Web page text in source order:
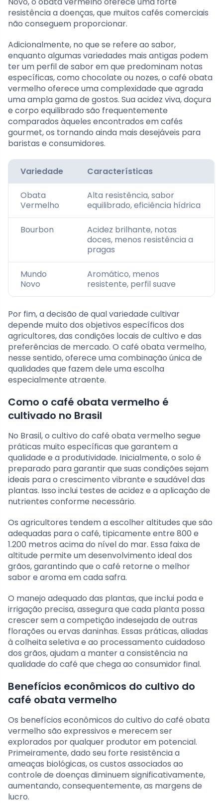
resistência a doenças, que muitos cafés comerciais
não conseguem proporcionar.
Adicionalmente, no que se refere ao sabor,
enquanto algumas variedades mais antigas podem
ter um perfil de sabor em que predominam notas
específicas, como chocolate ou nozes, o café obata
vermelho oferece uma complexidade que agrada
uma ampla gama de gostos. Sua acidez viva, doçura
e corpo equilibrado são frequentemente
comparados àqueles encontrados em cafés
gourmet, os tornando ainda mais desejáveis para
baristas e consumidores.
Variedade Características
Obata
Vermelho
Alta resistência, sabor
equilibrado, eficiência hídrica
Bourbon
Acidez brilhante, notas
doces, menos resistência a
pragas
Mundo
Novo
Aromático, menos
resistente, perfil suave
Por fim, a decisão de qual variedade cultivar
depende muito dos objetivos específicos dos
agricultores, das condições locais de cultivo e das
preferências de mercado. O café obata vermelho,
nesse sentido, oferece uma combinação única de
qualidades que fazem dele uma escolha
especialmente atraente.
Como o café obata vermelho é
cultivado no Brasil
No Brasil, o cultivo do café obata vermelho segue
práticas muito específicas que garantem a
qualidade e a produtividade. Inicialmente, o solo é
preparado para garantir que suas condições sejam
ideais para o crescimento vibrante e saudável das
plantas. Isso inclui testes de acidez e a aplicação de
nutrientes conforme necessário.
Os agricultores tendem a escolher altitudes que são
adequadas para o café, tipicamente entre 800 e
1.200 metros acima do nível do mar. Essa faixa de
altitude permite um desenvolvimento ideal dos
grãos, garantindo que o café retorne o melhor
sabor e aroma em cada safra.
O manejo adequado das plantas, que inclui poda e
irrigação precisa, assegura que cada planta possa
crescer sem a competição indesejada de outras
florações ou ervas daninhas. Essas práticas, aliadas
à colheita seletiva e ao processamento cuidadoso
dos grãos, ajudam a manter a consistência na
qualidade do café que chega ao consumidor final.
Benefícios econômicos do cultivo do
café obata vermelho
Os benefícios econômicos do cultivo do café obata
vermelho são expressivos e merecem ser
explorados por qualquer produtor em potencial.
Primeiramente, dado seu forte resistência a
ameaças biológicas, os custos associados ao
controle de doenças diminuem significativamente,
aumentando, consequentemente, as margens de
lucro.